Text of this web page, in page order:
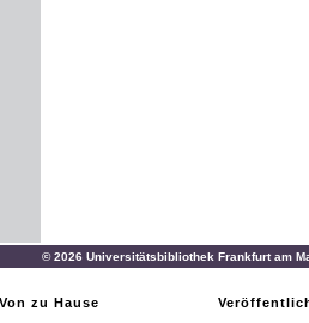
© 2026 Universitätsbibliothek Frankfurt am
Von zu Hause